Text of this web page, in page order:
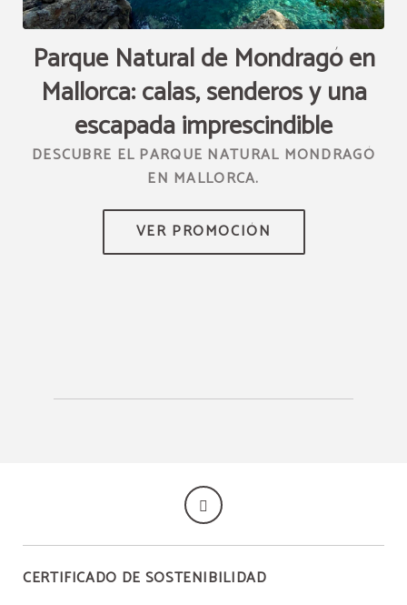
Parque Natural de Mondragó en
Mallorca: calas, senderos y una
escapada imprescindible
DESCUBRE EL PARQUE NATURAL MONDRAGÓ
EN MALLORCA.
CERTIFICADO DE SOSTENIBILIDAD